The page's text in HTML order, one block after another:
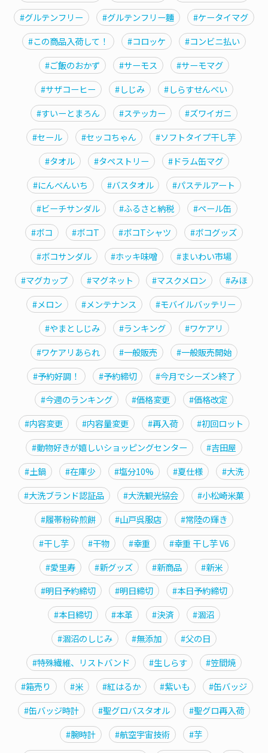
#グルテンフリー
#グルテンフリー麵
#ケータイマグ
#この商品入荷して！
#コロッケ
#コンビニ払い
#ご飯のおかず
#サーモス
#サーモマグ
#サザコーヒー
#しじみ
#しらすせんべい
#すいーとまろん
#ステッカー
#ズワイガニ
#セール
#セッコちゃん
#ソフトタイプ干し芋
#タオル
#タペストリー
#ドラム缶マグ
#にんべんいち
#バスタオル
#パステルアート
#ビーチサンダル
#ふるさと納税
#ペール缶
#ボコ
#ボコT #ボコTシャツ
#ボコグッズ
#ボコサンダル
#ホッキ味噌
#まいわい市場
#マグカップ
#マグネット #マスクメロン
#みほ
#メロン
#メンテナンス
#モバイルバッテリー
#やまとしじみ
#ランキング
#ワケアリ
#ワケアリあられ
#一般販売
#一般販売開始
#予約好調！
#予約締切
#今月でシーズン終了
#今週のランキング
#価格変更
#価格改定
#内容変更
#内容量変更 #再入荷
#初回ロット
#動物好きが嬉しいショッピングセンター
#吉田屋
#土鍋
#在庫少 #塩分10% #夏仕様
#大洗
#大洗ブランド認証品
#大洗観光協会
#小松崎米菓
#履帯粉砕煎餅
#山戸呉服店
#常陸の輝き
#干し芋
#干物 #幸重
#幸重 干し芋 V6
#愛里寿
#新グッズ #新商品
#新米
#明日予約締切
#明日締切
#本日予約締切
#本日締切
#本革 #決済
#涸沼
#涸沼のしじみ
#無添加
#父の日
#特殊繊維、リストバンド
#生しらす
#笠間焼
#箱売り
#米 #紅はるか #紫いも
#缶バッジ
#缶バッジ時計
#聖グロバスタオル
#聖グロ再入荷
#腕時計
#航空宇宙技術
#芋